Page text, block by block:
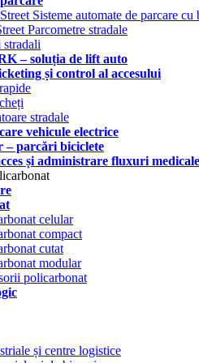
Sisteme automate de parcare cu
Parcometre stradale
stradali
– soluția de lift auto
și control al accesului
stradale
vehicule electrice
– parcări biciclete
și administrare fluxuri medicale
celular
compact
cutat
modular
policarbonat
și centre logistice